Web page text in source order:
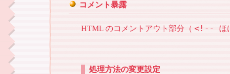
コメント暴露
HTML のコメントアウト部分（ <!-- ほ
処理方法の変更設定